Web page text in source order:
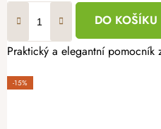
DO KOŠÍKU
Praktický a elegantní pomocník
-15%